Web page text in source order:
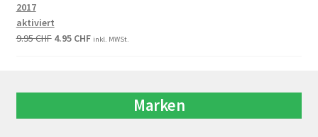
2017
aktiviert
9.95CHF 4.95 CHF inkl. MWSt.
Marken